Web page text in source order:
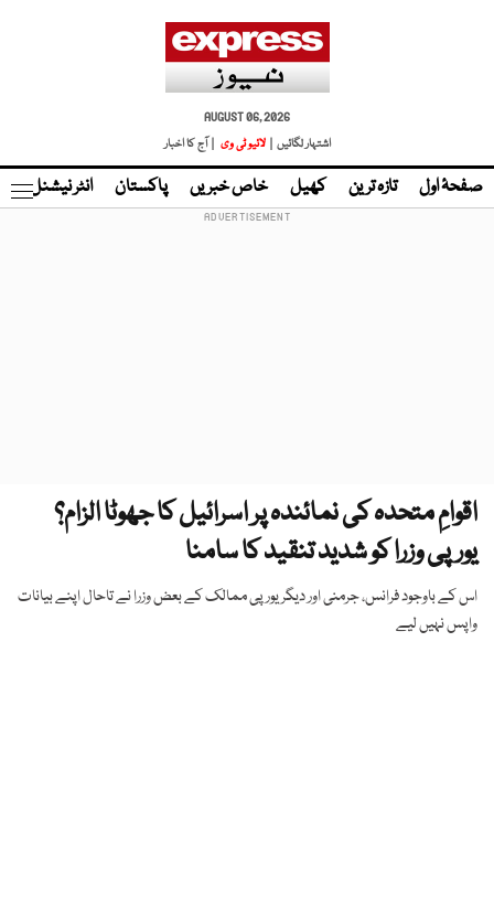
AUGUST 06, 2026
اشتہار لگائیں |
لائیو ٹی وی | آج کا اخبار
صفحۂ اول تازہ ترین کھیل خاص خبریں پاکستان انٹر نیشنل
اقوامِ متحدہ کی نمائندہ پر اسرائیل کا جھوٹا الزام؟
یورپی وزرا کو شدید تنقید کا سامنا
اس کے باوجود فرانس، جرمنی اور دیگر یورپی ممالک کے بعض وزرا نے تاحال اپنے بیانات
واپس نہیں لیے